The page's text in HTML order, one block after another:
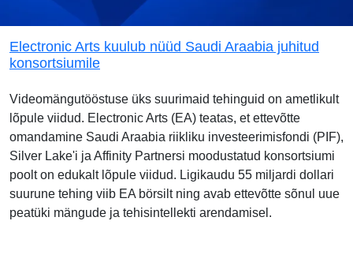
Electronic Arts kuulub nüüd Saudi Araabia juhitud
konsortsiumile
Videomängutööstuse üks suurimaid tehinguid on ametlikult
lõpule viidud. Electronic Arts (EA) teatas, et ettevõtte
omandamine Saudi Araabia riikliku investeerimisfondi (PIF),
Silver Lake'i ja Affinity Partnersi moodustatud konsortsiumi
poolt on edukalt lõpule viidud. Ligikaudu 55 miljardi dollari
suurune tehing viib EA börsilt ning avab ettevõtte sõnul uue
peatüki mängude ja tehisintellekti arendamisel.